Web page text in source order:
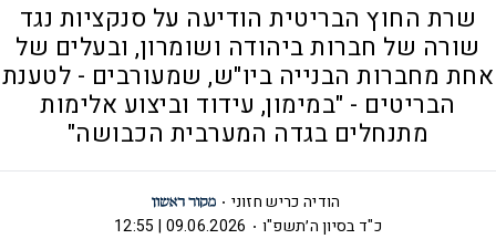
שרת החוץ הבריטית הודיעה על סנקציות נגד
שורה של חברות ביהודה ושומרון, ובעלים של
אחת מחברות הבנייה ביו"ש, שמעורבים - לטענת
הבריטים - "במימון, עידוד וביצוע אלימות
מתנחלים בגדה המערבית הכבושה"
הודיה כריש חזוני
כ"ד בסיון ה׳תשפ"ו
09.06.2026 | 12:55